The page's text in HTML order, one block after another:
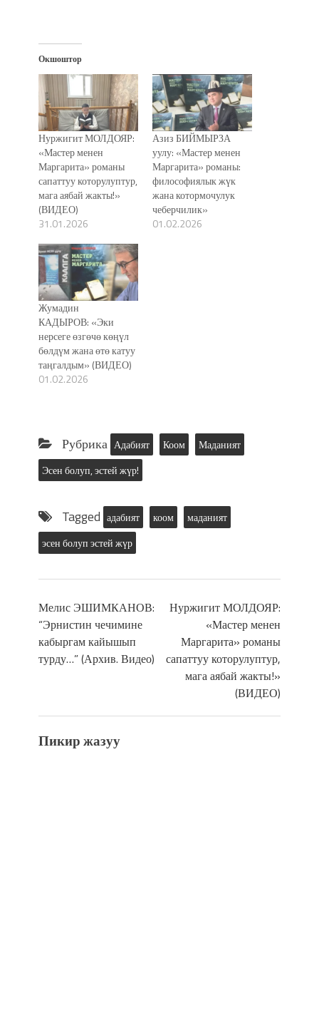
Окшоштор
Нуржигит МОЛДОЯР:
«Мастер менен
Маргарита» романы
сапаттуу которулуптур,
мага аябай жакты!»
(ВИДЕО)
31.01.2026
Азиз БИЙМЫРЗА
уулу: «Мастер менен
Маргарита» романы:
философиялык жүк
жана котормочулук
чеберчилик»
01.02.2026
Жумадин
КАДЫРОВ: «Эки
нерсеге өзгөчө көңүл
бөлдүм жана өтө катуу
таңгалдым» (ВИДЕО)
01.02.2026
Рубрика Адабият Коом
Маданият
Эсен болуп, эстей жүр!
Tagged адабият коом
маданият
эсен болуп эстей жүр
Мелис ЭШИМКАНОВ:
“Эрнистин чечимине
кабыргам кайышып
турду…” (Архив. Видео)
Нуржигит МОЛДОЯР:
«Мастер менен
Маргарита» романы
сапаттуу которулуптур,
мага аябай жакты!»
(ВИДЕО)
Пикир жазуу